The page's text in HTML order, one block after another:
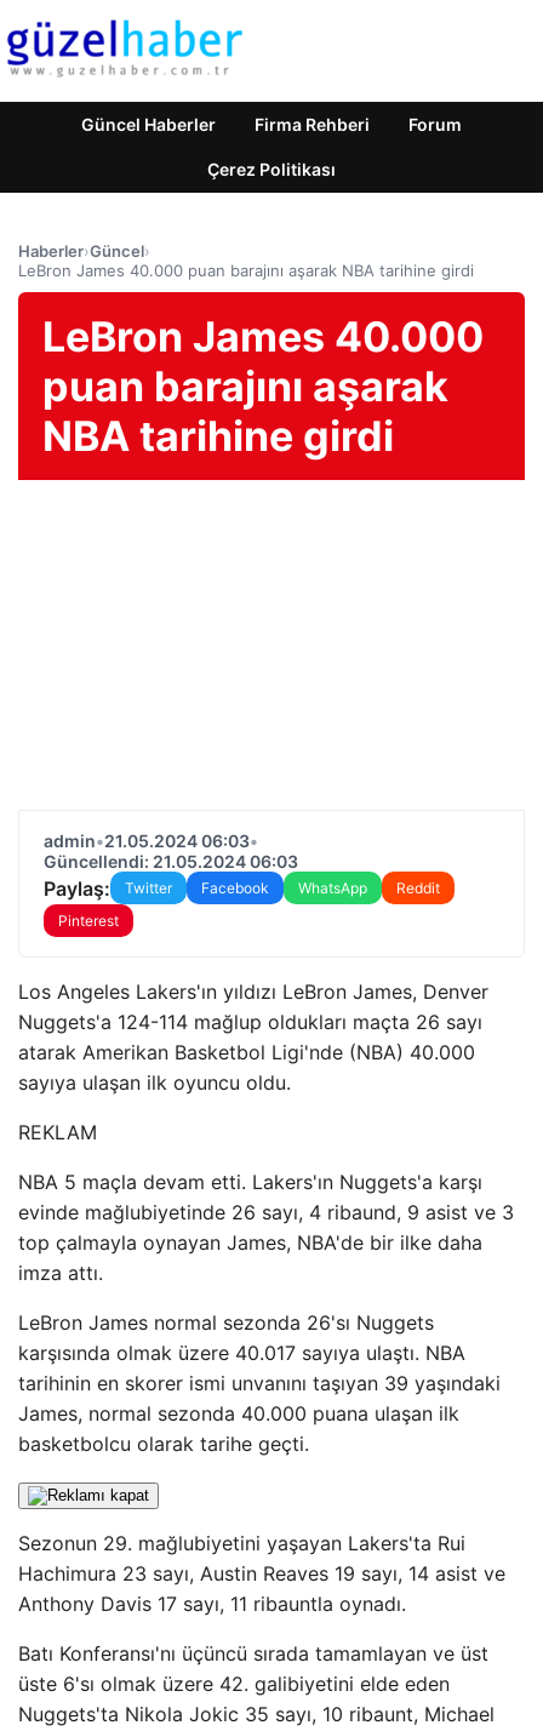
Güncel Haberler Firma Rehberi Forum
Çerez Politikası
Haberler›Güncel›
LeBron James 40.000 puan barajını aşarak NBA tarihine girdi
LeBron James 40.000
puan barajını aşarak
NBA tarihine girdi
admin•21.05.2024 06:03•
Güncellendi: 21.05.2024 06:03
Paylaş: Twitter Facebook WhatsApp
Reddit
Pinterest
Los Angeles Lakers'ın yıldızı LeBron James, Denver
Nuggets'a 124-114 mağlup oldukları maçta 26 sayı
atarak Amerikan Basketbol Ligi'nde (NBA) 40.000
sayıya ulaşan ilk oyuncu oldu.
REKLAM
NBA 5 maçla devam etti. Lakers'ın Nuggets'a karşı
evinde mağlubiyetinde 26 sayı, 4 ribaund, 9 asist ve 3
top çalmayla oynayan James, NBA'de bir ilke daha
imza attı.
LeBron James normal sezonda 26'sı Nuggets
karşısında olmak üzere 40.017 sayıya ulaştı. NBA
tarihinin en skorer ismi unvanını taşıyan 39 yaşındaki
James, normal sezonda 40.000 puana ulaşan ilk
basketbolcu olarak tarihe geçti.
Sezonun 29. mağlubiyetini yaşayan Lakers'ta Rui
Hachimura 23 sayı, Austin Reaves 19 sayı, 14 asist ve
Anthony Davis 17 sayı, 11 ribauntla oynadı.
Batı Konferansı'nı üçüncü sırada tamamlayan ve üst
üste 6'sı olmak üzere 42. galibiyetini elde eden
Nuggets'ta Nikola Jokic 35 sayı, 10 ribaunt, Michael